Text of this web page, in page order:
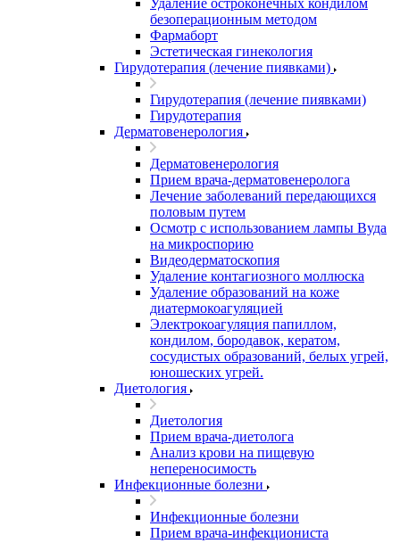
Удаление остроконечных кондилом
безоперационным методом
Фармаборт
Эстетическая гинекология
Гирудотерапия (лечение пиявками)
Гирудотерапия (лечение пиявками)
Гирудотерапия
Дерматовенерология
Дерматовенерология
Прием врача-дерматовенеролога
Лечение заболеваний передающихся
половым путем
Осмотр с использованием лампы Вуда
на микроспорию
Видеодерматоскопия
Удаление контагиозного моллюска
Удаление образований на коже
диатермокоагуляцией
Электрокоагуляция папиллом,
кондилом, бородавок, кератом,
сосудистых образований, белых угрей,
юношеских угрей.
Диетология
Диетология
Прием врача-диетолога
Анализ крови на пищевую
непереносимость
Инфекционные болезни
Инфекционные болезни
Прием врача-инфекциониста